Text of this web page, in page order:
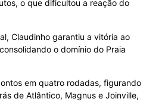
o que dificultou a reação do
Claudinho garantiu a vitória ao
o domínio do Praia
em quatro rodadas, figurando
de Atlântico, Magnus e Joinville,